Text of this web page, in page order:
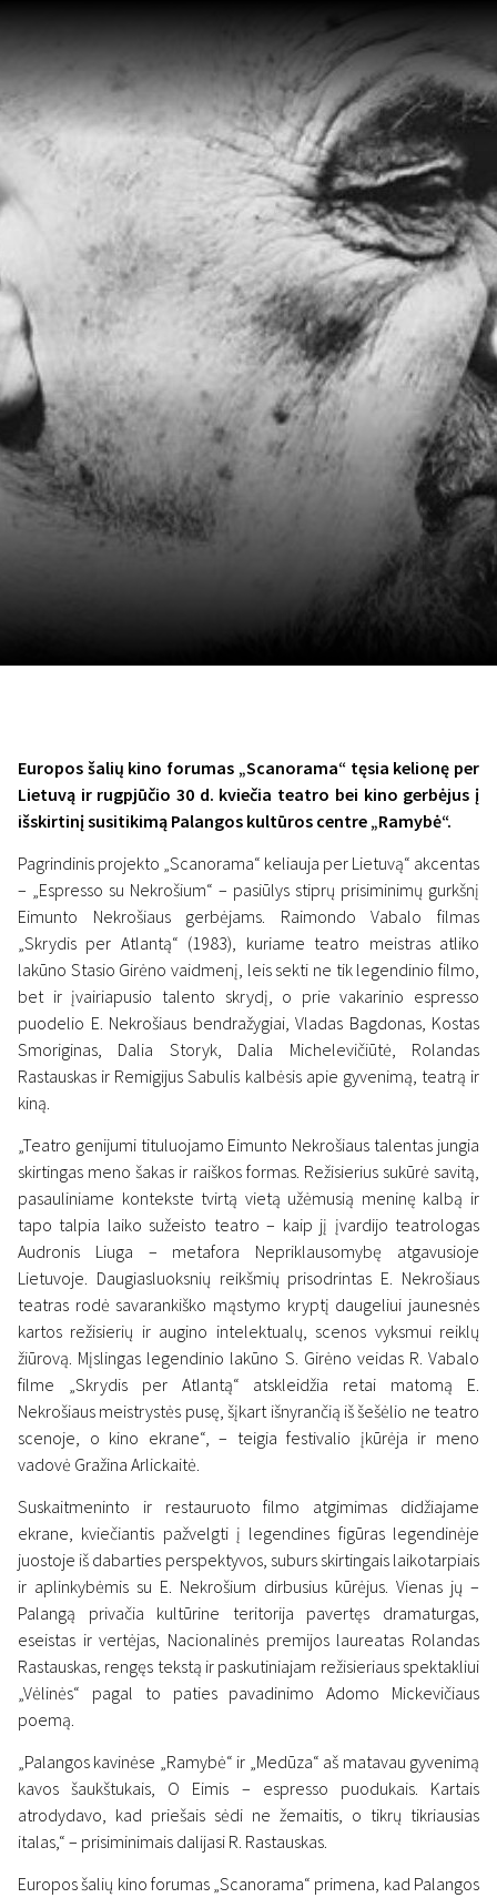
Palangoje – stiprus
prisiminimų gurkšnis Eimunto
Nekrošiaus gerbėjams
27 rugpjūčio 2019
Europos šalių kino forumas „Scanorama“ tęsia kelionę per
Lietuvą ir rugpjūčio 30 d. kviečia teatro bei kino gerbėjus į
išskirtinį susitikimą Palangos kultūros centre „Ramybė“.
Pagrindinis projekto „Scanorama“ keliauja per Lietuvą“ akcentas
– „Espresso su Nekrošium“ – pasiūlys stiprų prisiminimų gurkšnį
Eimunto Nekrošiaus gerbėjams. Raimondo Vabalo filmas
„Skrydis per Atlantą“ (1983), kuriame teatro meistras atliko
lakūno Stasio Girėno vaidmenį, leis sekti ne tik legendinio filmo,
bet ir įvairiapusio talento skrydį, o prie vakarinio espresso
puodelio E. Nekrošiaus bendražygiai, Vladas Bagdonas, Kostas
Smoriginas, Dalia Storyk, Dalia Michelevičiūtė, Rolandas
Rastauskas ir Remigijus Sabulis kalbėsis apie gyvenimą, teatrą ir
kiną.
„Teatro genijumi tituluojamo Eimunto Nekrošiaus talentas jungia
skirtingas meno šakas ir raiškos formas. Režisierius sukūrė savitą,
pasauliniame kontekste tvirtą vietą užėmusią meninę kalbą ir
tapo talpia laiko sužeisto teatro – kaip jį įvardijo teatrologas
Audronis Liuga – metafora Nepriklausomybę atgavusioje
Lietuvoje. Daugiasluoksnių reikšmių prisodrintas E. Nekrošiaus
teatras rodė savarankiško mąstymo kryptį daugeliui jaunesnės
kartos režisierių ir augino intelektualų, scenos vyksmui reiklų
žiūrovą. Mįslingas legendinio lakūno S. Girėno veidas R. Vabalo
filme „Skrydis per Atlantą“ atskleidžia retai matomą E.
Nekrošiaus meistrystės pusę, šįkart išnyrančią iš šešėlio ne teatro
scenoje, o kino ekrane“, – teigia festivalio įkūrėja ir meno
vadovė Gražina Arlickaitė.
Suskaitmeninto ir restauruoto filmo atgimimas didžiajame
ekrane, kviečiantis pažvelgti į legendines figūras legendinėje
juostoje iš dabarties perspektyvos, suburs skirtingais laikotarpiais
ir aplinkybėmis su E. Nekrošium dirbusius kūrėjus. Vienas jų –
Palangą privačia kultūrine teritorija pavertęs dramaturgas,
eseistas ir vertėjas, Nacionalinės premijos laureatas Rolandas
Rastauskas, rengęs tekstą ir paskutiniajam režisieriaus spektakliui
„Vėlinės“ pagal to paties pavadinimo Adomo Mickevičiaus
poemą.
„Palangos kavinėse „Ramybė“ ir „Medūza“ aš matavau gyvenimą
kavos šaukštukais, O Eimis – espresso puodukais. Kartais
atrodydavo, kad priešais sėdi ne žemaitis, o tikrų tikriausias
italas,“ – prisiminimais dalijasi R. Rastauskas.
Europos šalių kino forumas „Scanorama“ primena, kad Palangos